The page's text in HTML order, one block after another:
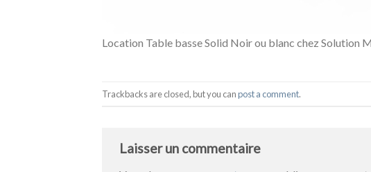
Location Table basse Solid Noir ou blanc chez Solution
Trackbacks are closed, but you canpost a comment.
Laisser un commentaire